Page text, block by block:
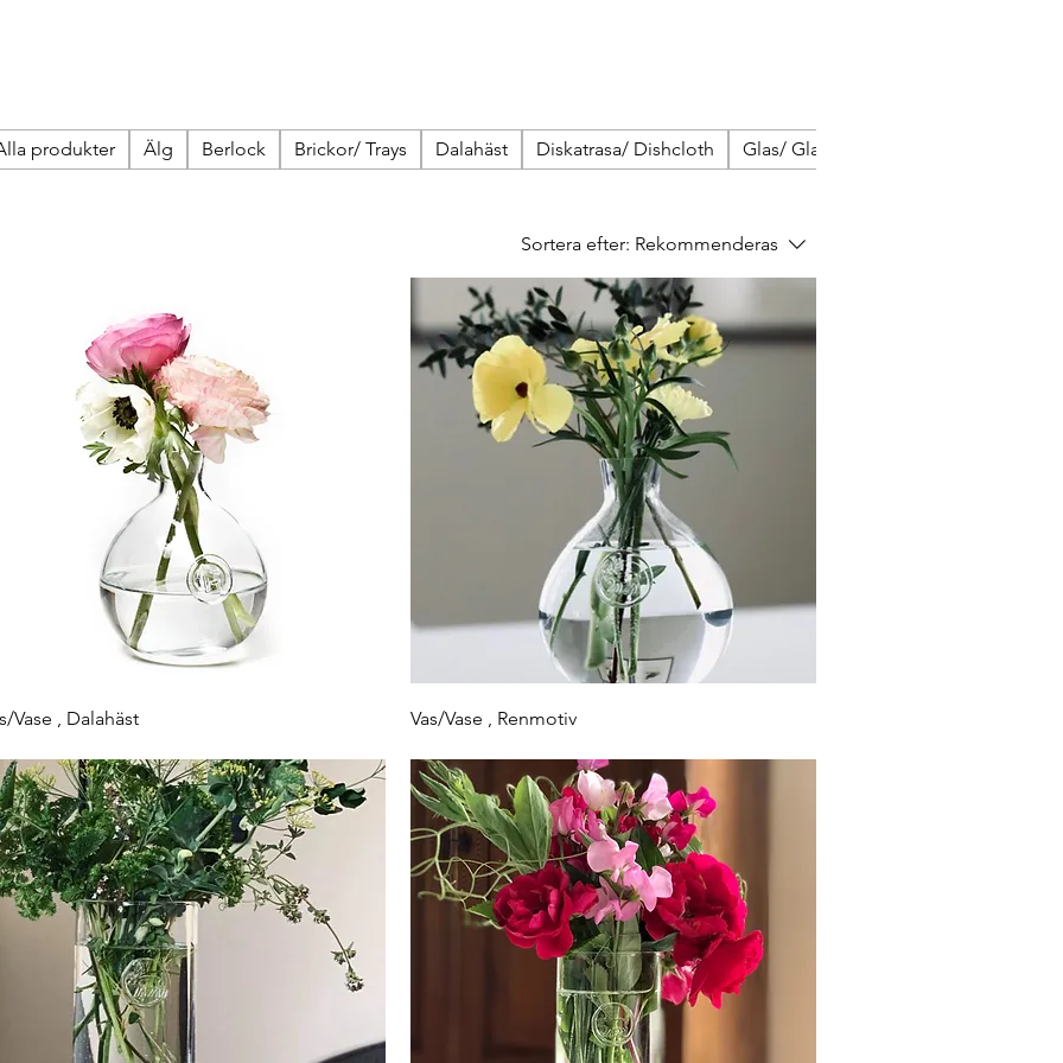
produkter Älg Berlock Brickor/ Trays Dalahäst Diskatrasa/ Dishcloth Glas/ Glass
Sortera efter: Rekommenderas
Vase , Dalahäst Vas/Vase , Renmotiv